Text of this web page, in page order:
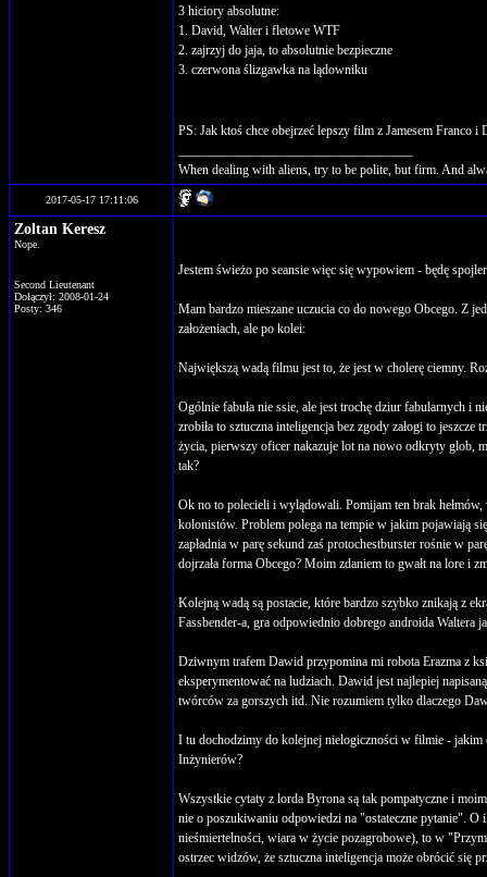
3 hiciory absolutne:
1. David, Walter i fletowe WTF
2. zajrzyj do jaja, to absolutnie bezpieczne
3. czerwona ślizgawka na lądowniku
PS: Jak ktoś chce obejrzeć lepszy film z Jamesem
When dealing with aliens, try to be polite, but firm. And
2017-05-17 17:11:06
Zoltan Keresz
Nope.
Second Lieutenant
Dołączył: 2008-01-24
Posty: 346
Jestem świeżo po seansie więc się wypowiem - będę
Mam bardzo mieszane uczucia co do nowego Obcego. Z
założeniach, ale po kolei:
Największą wadą filmu jest to, że jest w cholerę ciemny.
Ogólnie fabuła nie ssie, ale jest trochę dziur fabularnych i
zrobiła to sztuczna inteligencja bez zgody załogi to
życia, pierwszy oficer nakazuje lot na nowo odkryty glob,
tak?
Ok no to polecieli i wylądowali. Pomijam ten brak
kolonistów. Problem polega na tempie w jakim pojawiają
zapładnia w parę sekund zaś protochestburster rośnie w
dojrzała forma Obcego? Moim zdaniem to gwałt na lore i
Kolejną wadą są postacie, które bardzo szybko znikają z
Fassbender-a, gra odpowiednio dobrego androida Waltera
Dziwnym trafem Dawid przypomina mi robota Erazma z
eksperymentować na ludziach. Dawid jest najlepiej
twórców za gorszych itd. Nie rozumiem tylko dlaczego
I tu dochodzimy do kolejnej nielogiczności w filmie - jakim
Inżynierów?
Wszystkie cytaty z lorda Byrona są tak pompatyczne i
nie o poszukiwaniu odpowiedzi na "ostateczne pytanie".
nieśmiertelności, wiara w życie pozagrobowe), to w
ostrzec widzów, że sztuczna inteligencja może obrócić się